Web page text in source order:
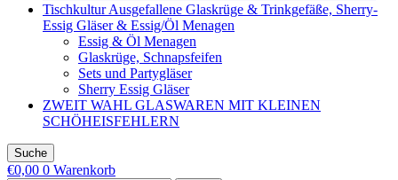
Tischkultur Ausgefallene Glaskrüge & Trinkgefäße, Sherry-
Essig Gläser & Essig/Öl Menagen
Essig & Öl Menagen
Glaskrüge, Schnapsfeifen
Sets und Partygläser
Sherry Essig Gläser
ZWEIT WAHL GLASWAREN MIT KLEINEN
SCHÖHEISFEHLERN
Suche
€0,00 0 Warenkorb